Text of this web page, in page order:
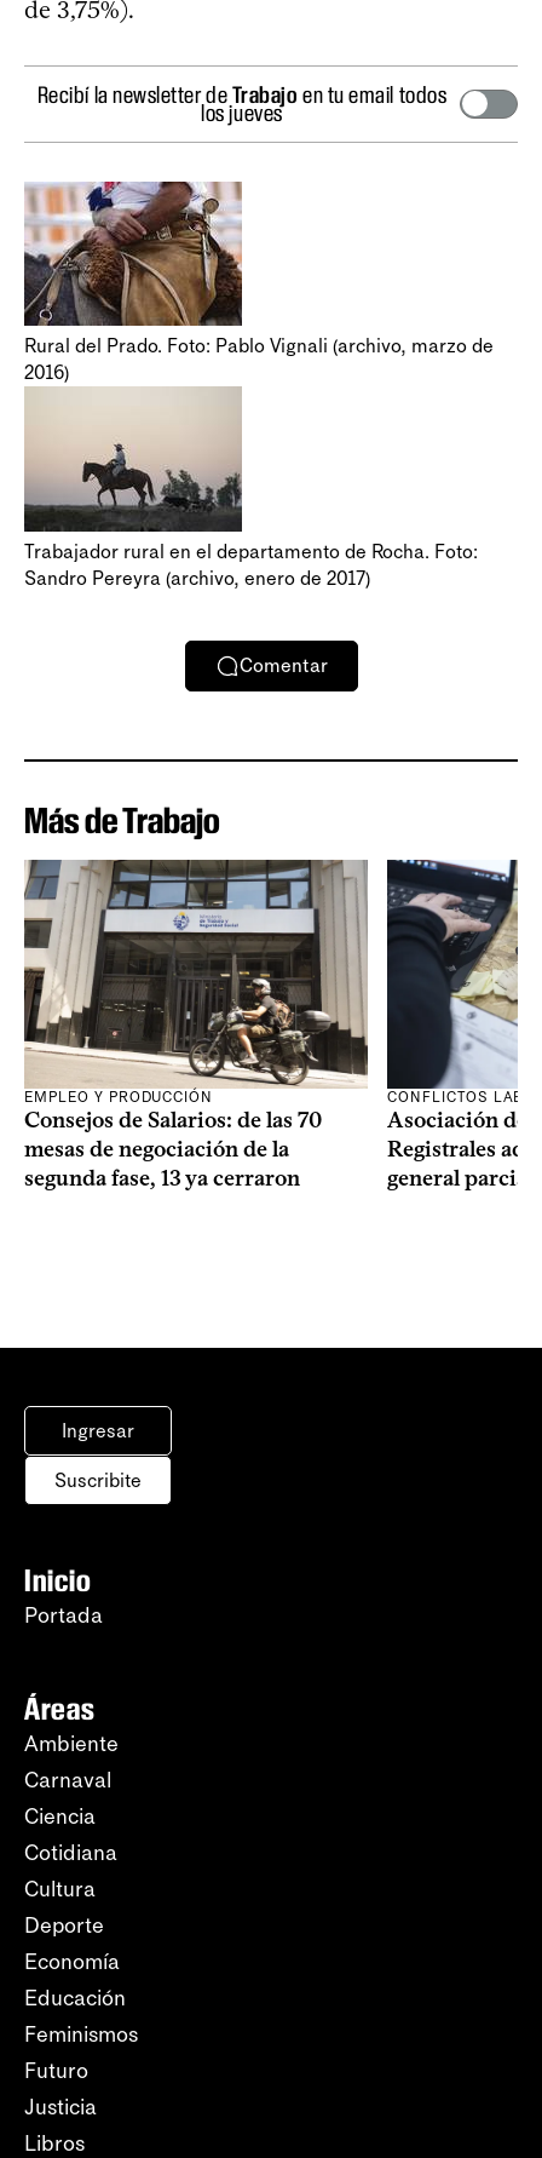
de 3,75%).
Recibí la newsletter deTrabajo en tu email todos
los jueves
Rural del Prado. Foto: Pablo Vignali (archivo, marzo de
2016)
Trabajador rural en el departamento de Rocha. Foto:
Sandro Pereyra (archivo, enero de 2017)
Comentar
Más de Trabajo
EMPLEO Y PRODUCCIÓN
Consejos de Salarios: de las 70
mesas de negociación de la
segunda fase, 13 ya cerraron
CONFLICTOS
Asociación de
Registrales
general parcial
Ingresar
Suscribite
Inicio
Portada
Áreas
Ambiente
Carnaval
Ciencia
Cotidiana
Cultura
Deporte
Economía
Educación
Feminismos
Futuro
Justicia
Libros